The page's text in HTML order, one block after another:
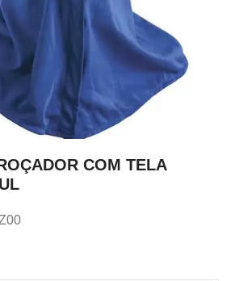
ampliar
COM TELA